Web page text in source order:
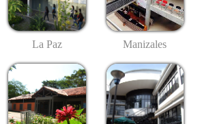
La Paz Manizales